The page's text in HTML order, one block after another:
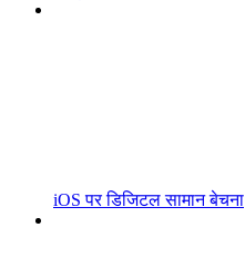
iOS पर डिजिटल सामान बेचना